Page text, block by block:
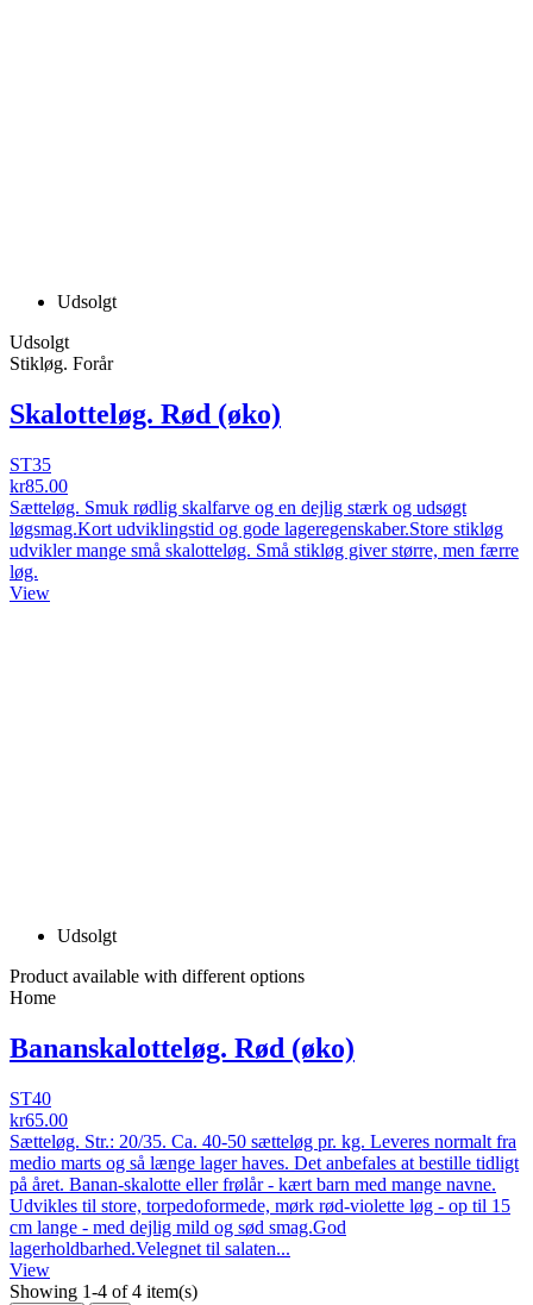
Udsolgt
Udsolgt
Stikløg. Forår
Skalotteløg. Rød (øko)
ST35
kr85.00
Sætteløg. Smuk rødlig skalfarve og en dejlig stærk og udsøgt
løgsmag.Kort udviklingstid og gode lageregenskaber.Store stikløg
udvikler mange små skalotteløg. Små stikløg giver større, men færre
løg.
View
Udsolgt
Product available with different options
Home
Bananskalotteløg. Rød (øko)
ST40
kr65.00
Sætteløg. Str.: 20/35. Ca. 40-50 sætteløg pr. kg. Leveres normalt fra
medio marts og så længe lager haves. Det anbefales at bestille tidligt
på året. Banan-skalotte eller frølår - kært barn med mange navne.
Udvikles til store, torpedoformede, mørk rød-violette løg - op til 15
cm lange - med dejlig mild og sød smag.God
lagerholdbarhed.Velegnet til salaten...
View
Showing 1-4 of 4 item(s)